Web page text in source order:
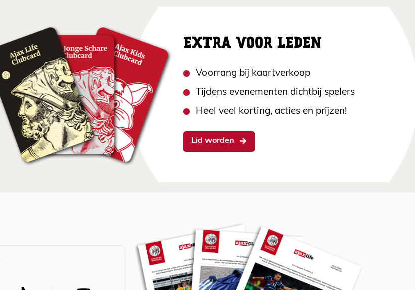
EXTRA VOOR LEDEN
Voorrang bij kaartverkoop
Tijdens evenementen dichtbij spelers
Heel veel korting, acties en prijzen!
Lid worden